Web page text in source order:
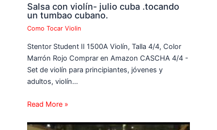
Salsa con violín- julio cuba .tocando
un tumbao cubano.
Como Tocar Violin
Stentor Student II 1500A Violín, Talla 4/4, Color
Marrón Rojo Comprar en Amazon CASCHA 4/4 -
Set de violín para principiantes, jóvenes y
adultos, violín…
Read More »